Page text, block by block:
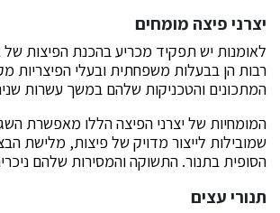
יצרני פיצה מומחים
לאומנות יש תפקיד מכריע בהכנת הפיצות של
רבות הן בבעלות משפחתית ובעלי הפיצריות
המתכונים והטכניקות שלהם במשך עשרות
המומחיות של יצרני הפיצה הללו מאפשרת
שמובילות לייצור מדויק של פיצות, מלישת
הסופית בתנור. התשוקה והמסירות שלהם
תנורי עצים